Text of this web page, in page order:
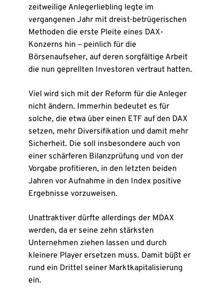
zeitweilige Anlegerliebling legte im
vergangenen Jahr mit dreist-betrügerischen
Methoden die erste Pleite eines DAX-
Konzerns hin – peinlich für die
Börsenaufseher, auf deren sorgfältige Arbeit
die nun geprellten Investoren vertraut hatten.
Viel wird sich mit der Reform für die Anleger
nicht ändern. Immerhin bedeutet es für
solche, die etwa über einen ETF auf den DAX
setzen, mehr Diversifikation und damit mehr
Sicherheit. Die soll insbesondere auch von
einer schärferen Bilanzprüfung und von der
Vorgabe profitieren, in den letzten beiden
Jahren vor Aufnahme in den Index positive
Ergebnisse vorzuweisen.
Unattraktiver dürfte allerdings der MDAX
werden, da er seine zehn stärksten
Unternehmen ziehen lassen und durch
kleinere Player ersetzen muss. Damit büßt er
rund ein Drittel seiner Marktkapitalisierung
ein.